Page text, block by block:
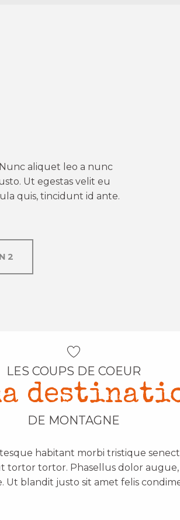
favoris
aliquet leo a nunc
Ut egestas velit eu
quis, tincidunt id ante.
2
LES COUPS DE COEUR
DE MONTAGNE
habitant morbi tristique
tortor tortor. Phasellus dolor
Ut blandit justo sit amet felis